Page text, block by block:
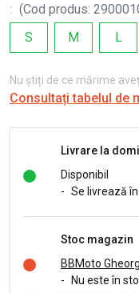
: (Cod produs:
S
M L
Nu știți de ce mărime
Consultați tabelul de
Livrare la
Disponibil
- Se livrează
Stoc magazin
BBMoto
-
Nu este în